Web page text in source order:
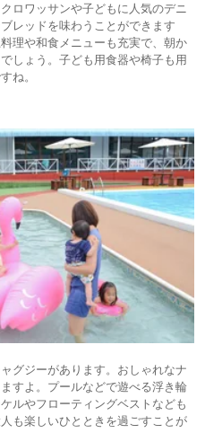
ロワッサンや子どもに人気のデニ
レッドを味わうことができます
理や和食メニューも充実で、朝か
しょう。子ども用食器や椅子も用
ね。
グジーがあります。おしゃれなナ
すよ。プールなどで遊べる浮き輪
ルやフローティングベストなども
も楽しいひとときを過ごすことが